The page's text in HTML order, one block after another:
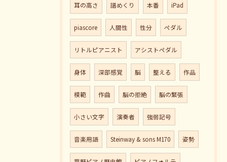
耳の高さ 譜めくり 本番 iPad
piascore 人間性 性分 ペダル
リトルピアニスト アシストペダル
身体 深部感覚 脳 整える 作品
模範 作曲 脳の拒絶 脳の緊張
小さい文字 演奏者 強弱記号
音楽用語 Steinway & sons M170 姿勢